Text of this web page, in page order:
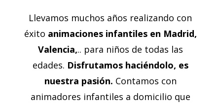
Llevamos muchos años realizando con
éxito animaciones infantilesen Madrid,
Valencia,.. para niños de todas las
edades. Disfrutamos haciéndolo, es
nuestra pasión. Contamos con
animadores infantiles a domicilio que